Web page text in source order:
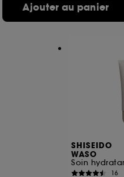
Ajouter au panier
SHISEIDO
WASO
16